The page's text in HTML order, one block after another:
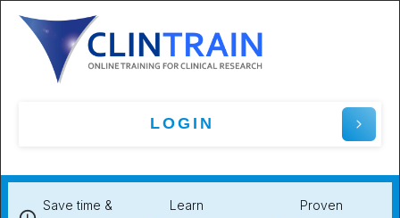
LOGIN
Save time &
Learn
Proven